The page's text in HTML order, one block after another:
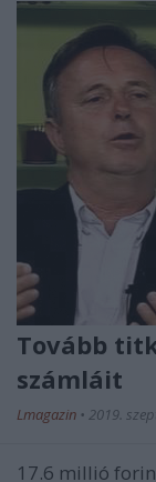
Tovább
számláit
Lmagazin • 2019.
17.6 millió